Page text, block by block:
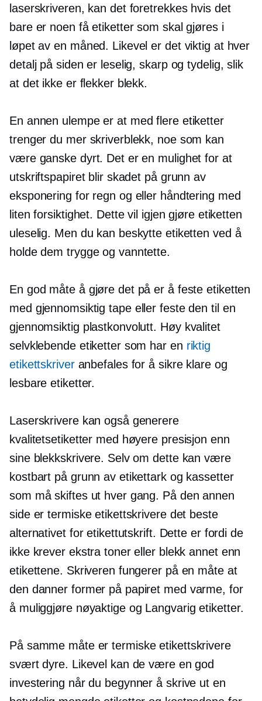
laserskriveren, kan det foretrekkes hvis det
bare er noen få etiketter som skal gjøres i
løpet av en måned. Likevel er det viktig at hver
detalj på siden er leselig, skarp og tydelig, slik
at det ikke er flekker blekk.
En annen ulempe er at med flere etiketter
trenger du mer skriverblekk, noe som kan
være ganske dyrt. Det er en mulighet for at
utskriftspapiret blir skadet på grunn av
eksponering for regn og eller håndtering med
liten forsiktighet. Dette vil igjen gjøre etiketten
uleselig. Men du kan beskytte etiketten ved å
holde dem trygge og vanntette.
En god måte å gjøre det på er å feste etiketten
med gjennomsiktig tape eller feste den til en
gjennomsiktig plastkonvolutt. Høy kvalitet
selvklebende etiketter som har en riktig
etikettskriveranbefales for å sikre klare og
lesbare etiketter.
Laserskrivere kan også generere
kvalitetsetiketter med høyere presisjon enn
sine blekkskrivere. Selv om dette kan være
kostbart på grunn av etikettark og kassetter
som må skiftes ut hver gang. På den annen
side er termiske etikettskrivere det beste
alternativet for etikettutskrift. Dette er fordi de
ikke krever ekstra toner eller blekk annet enn
etikettene. Skriveren fungerer på en måte at
den danner former på papiret med varme, for
å muliggjøre nøyaktige og Langvarig etiketter.
På samme måte er termiske etikettskrivere
svært dyre. Likevel kan de være en god
investering når du begynner å skrive ut en